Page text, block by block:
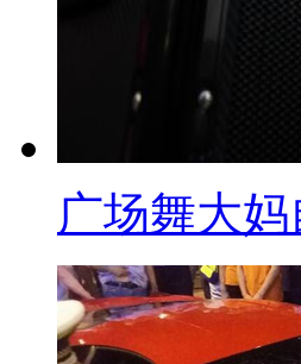
后来我们发现
它已经瘫痪在
这是为什么
我们想要去
智能型的喂
去观测、去监
广场舞大